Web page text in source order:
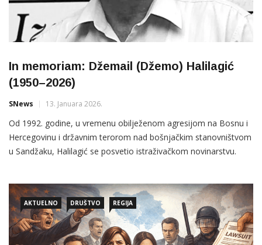
In memoriam: Džemail (Džemo) Halilagić
(1950–2026)
SNews 13. Januara 2026.
Od 1992. godine, u vremenu obilježenom agresijom na Bosnu i
Hercegovinu i državnim terorom nad bošnjačkim stanovništvom
u Sandžaku, Halilagić se posvetio istraživačkom novinarstvu.
AKTUELNO DRUŠTVO REGIJA